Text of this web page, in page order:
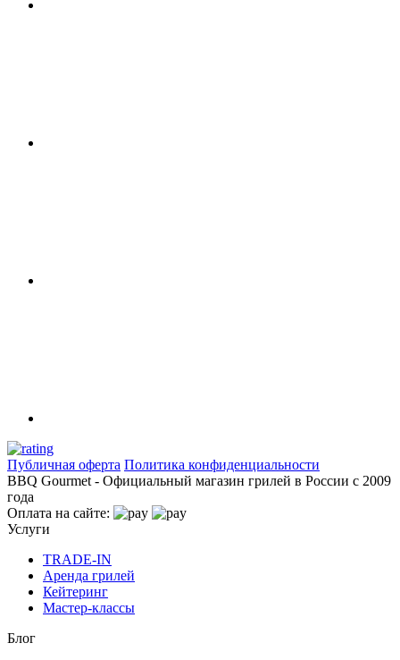
Публичная оферта Политика конфиденциальности
BBQ Gourmet - Официальный магазин грилей в России с 2009
года
Оплата на сайте:
Услуги
TRADE-IN
Аренда грилей
Кейтеринг
Мастер-классы
Блог